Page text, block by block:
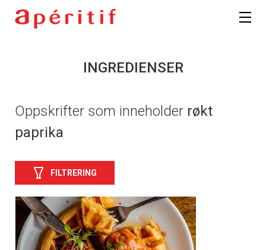
INGREDIENSER
Oppskrifter som inneholder røkt
paprika
FILTRERING